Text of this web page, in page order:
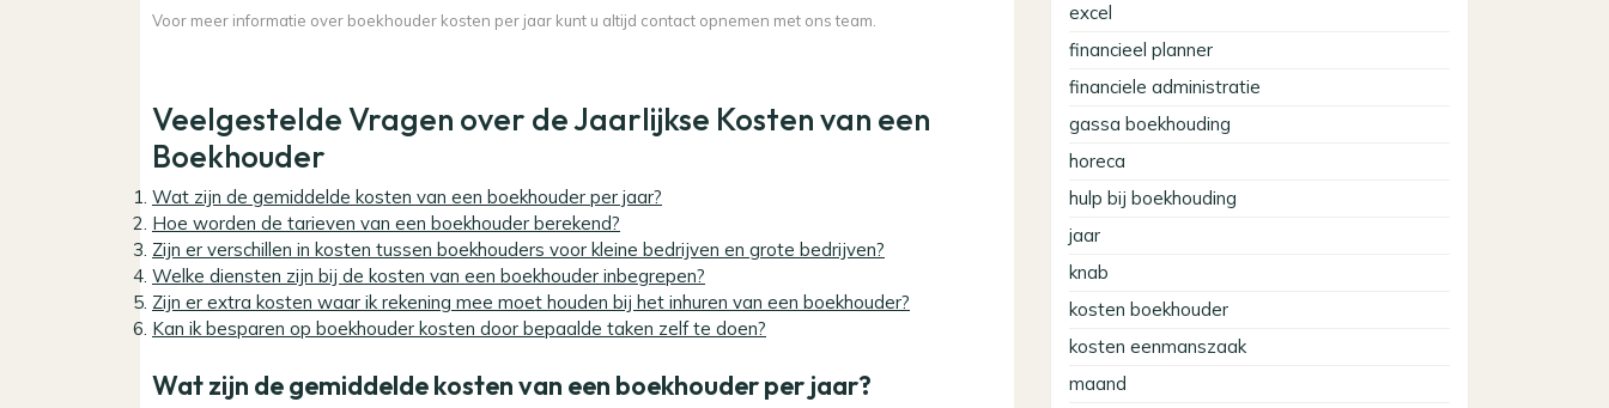
Voor meer informatie over boekhouder kosten per jaar kunt u altijd contact opnemen met ons team.
Veelgestelde Vragen over de Jaarlijkse Kosten van een
Boekhouder
Wat zijn de gemiddelde kosten van een boekhouder per jaar?
Hoe worden de tarieven van een boekhouder berekend?
Zijn er verschillen in kosten tussen boekhouders voor kleine bedrijven en grote bedrijven?
Welke diensten zijn bij de kosten van een boekhouder inbegrepen?
Zijn er extra kosten waar ik rekening mee moet houden bij het inhuren van een boekhouder?
Kan ik besparen op boekhouder kosten door bepaalde taken zelf te doen?
Wat zijn de gemiddelde kosten van een boekhouder per jaar?
excel
financieel planner
financiele administratie
gassa boekhouding
horeca
hulp bij boekhouding
jaar
knab
kosten boekhouder
kosten eenmanszaak
maand